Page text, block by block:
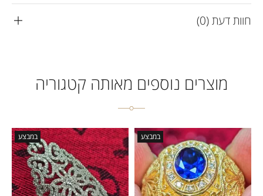
חוות דעת (0)
מוצרים נוספים מאותה קטגוריה
במבצע במבצע